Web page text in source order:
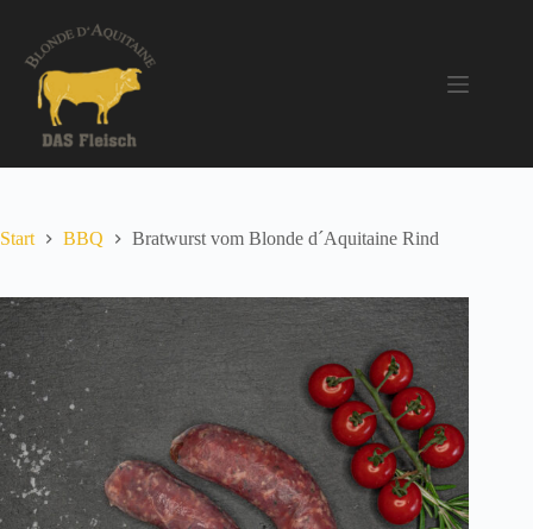
springen
Start BBQ Bratwurst vom Blonde d´Aquitaine Rind